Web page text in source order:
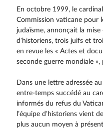
En octobre 1999, le
Commission vaticane pour
judaïsme, annonçait la mise
d’historiens, trois juifs et
en revue les « Actes et
seconde guerre mondiale
Dans une lettre adressée
entre-temps succédé au
informés du refus du
l’équipe d’historiens vient
plus aucun moyen à